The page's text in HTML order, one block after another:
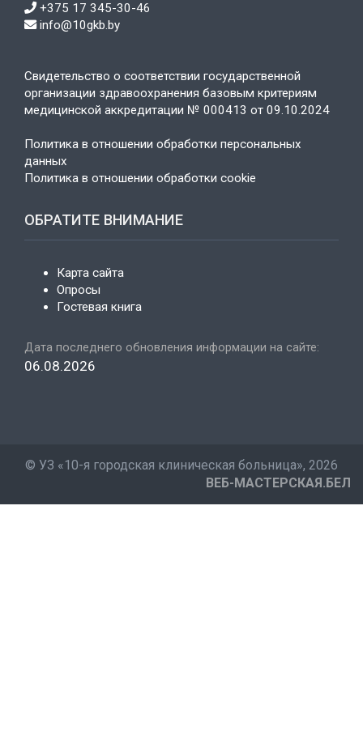
+375 17 345-30-46
info@10gkb.by
Свидетельство о соответствии государственной
организации здравоохранения базовым критериям
медицинской аккредитации № 000413 от 09.10.2024
Политика в отношении обработки персональных
данных
Политика в отношении обработки cookie
ОБРАТИТЕ ВНИМАНИЕ
Карта сайта
Опросы
Гостевая книга
Дата последнего обновления информации на сайте:
06.08.2026
© УЗ «10-я городская клиническая больница», 2026
ВЕБ-МАСТЕРСКАЯ.БЕЛ